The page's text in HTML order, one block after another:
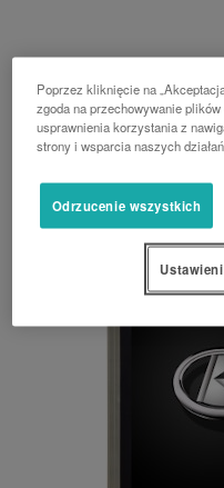
Zmodernizuj swój
Poprzez kliknięcie na
zgoda na przechowywanie
usprawnienia korzystania z
strony i wsparcia naszych
Odrzucenie wszystkich